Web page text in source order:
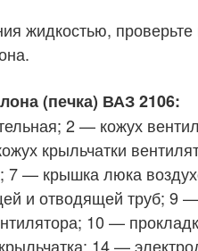
жидкостью, проверьте
(печка) ВАЗ 2106:
2 — кожух
крыльчатки
7 — крышка люка
и отводящей труб; 9
10 —
14 —